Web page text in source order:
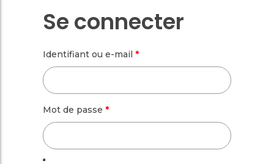
Se connecter
Identifiant ou e-mail *Obligatoire
Mot de passe *Obligatoire